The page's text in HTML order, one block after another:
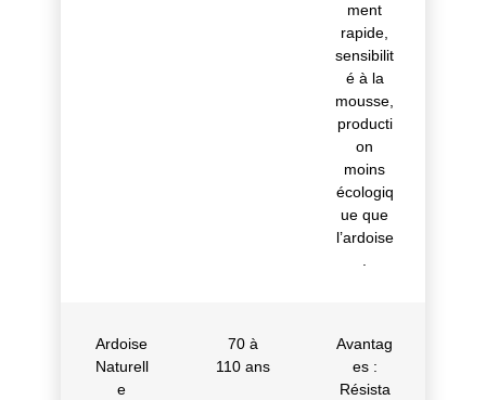
ment
rapide,
sensibilit
é à la
mousse,
producti
on
moins
écologiq
ue que
l’ardoise
.
Ardoise
Naturell
e
70 à
110 ans
Avantag
es :
Résista